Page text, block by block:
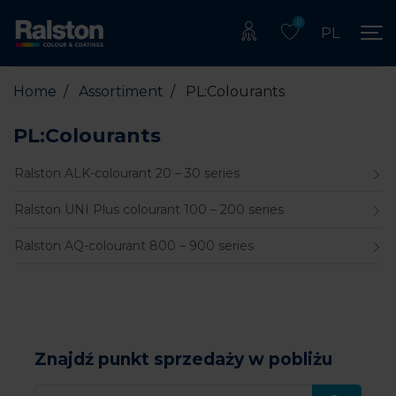
0
PL
Home / Assortiment / PL:Colourants
PL:Colourants
Ralston ALK-colourant 20 – 30 series
Ralston UNI Plus colourant 100 – 200 series
Ralston AQ-colourant 800 – 900 series
Znajdź punkt sprzedaży w pobliżu